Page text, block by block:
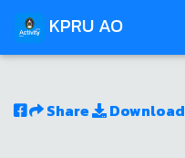
KPRU AO
Share Download